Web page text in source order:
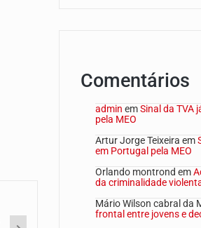
Comentários
admin emSinal da TVA
pela MEO
Artur Jorge Teixeira em
em Portugal pela MEO
Orlando montrond em
da criminalidade
Mário Wilson cabral da
frontal entre jovens e